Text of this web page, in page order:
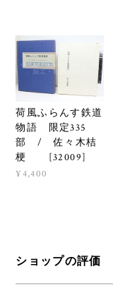
荷風ふらんす鉄道
物語 限定335
部 / 佐々木桔
梗 [32009]
¥4,400
ショップの評価